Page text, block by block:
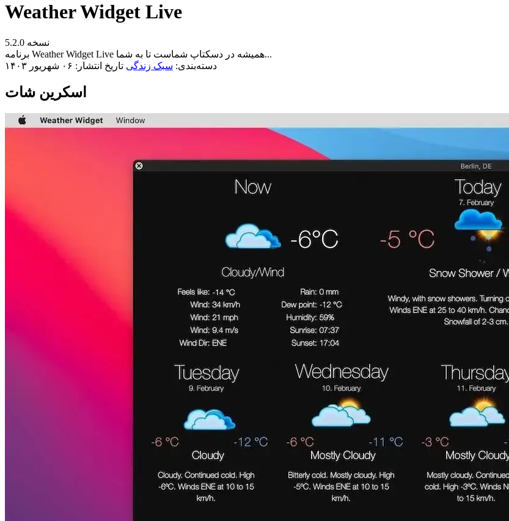
Weather Widget Live
نسخه 5.2.0
برنامه Weather Widget Live همیشه در دسکتاپ شماست تا به شما...
دسته‌بندی: سبک زندگی تاریخ انتشار: ۰۶ شهریور ۱۴۰۳
اسکرین شات